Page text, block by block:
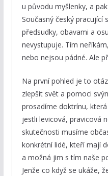
u původu myšlenky, a
Současný český pracující
předsudky, obavami a
nevystupuje. Tím
nebo nejsou pádné. Ale
Na první pohled je to
zlepšit svět a pomoci
prosadíme doktrínu,
jestli levicová, pravicová
skutečnosti musíme
konkrétní lidé, kteří mají
a možná jim s tím naše
Jenže co když se ukáže,